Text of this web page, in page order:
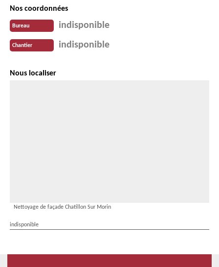
Nos coordonnées
Bureau indisponible
Chantier indisponible
Nous localiser
Nettoyage de façade Chatillon Sur Morin
indisponible